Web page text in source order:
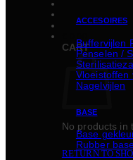
CART
No products in
RETURN TO
ACCESOIRES
Buffervijlen
Penselen /
Vloeistoffen
Nagelvijlen
BASE
Basе
Rubber